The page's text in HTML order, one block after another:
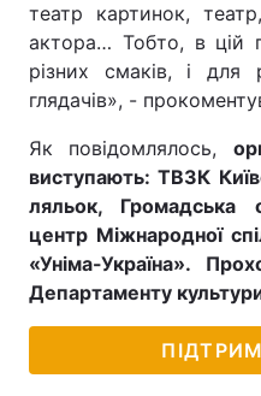
театр картинок,
актора… Тобто, в цій
різних смаків, і для
глядачів», -
Як повідомлялось,
виступають: ТВЗК
ляльок, Громадська
центр Міжнародної
«Уніма-Україна».
Департаменту